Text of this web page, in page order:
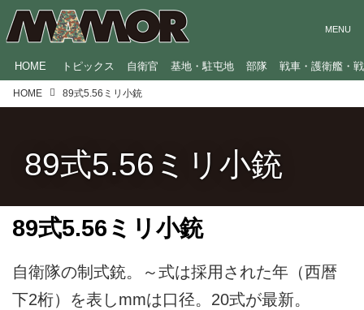
HOME トピックス 自衛官 基地・駐屯地 部隊 戦車・護衛艦・
HOME 89式5.56ミリ小銃
89式5.56ミリ小銃
89式5.56ミリ小銃
自衛隊の制式銃。～式は採用された年（西暦
下2桁）を表しmmは口径。20式が最新。